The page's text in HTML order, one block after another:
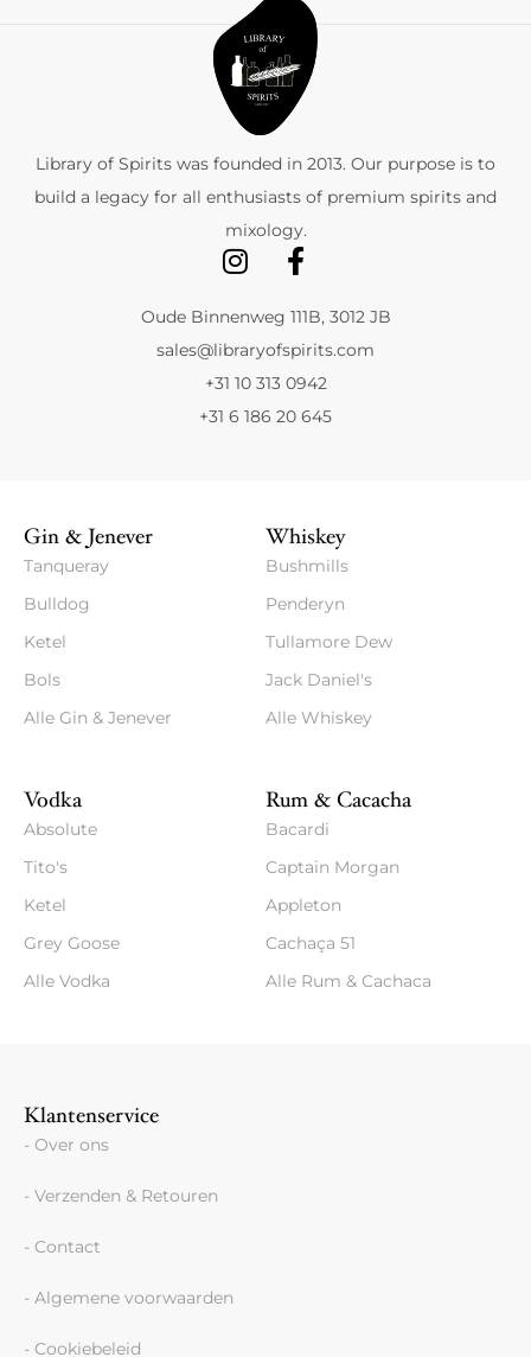
Library of Spirits was founded in 2013. Our purpose is to
build a legacy for all enthusiasts of premium spirits and
mixology.
Oude Binnenweg 111B, 3012 JB
sales@libraryofspirits.com
+31 10 313 0942
+31 6 186 20 645
Gin & Jenever
Tanqueray
Bulldog
Ketel
Bols
Alle Gin & Jenever
Whiskey
Bushmills
Penderyn
Tullamore Dew
Jack Daniel's
Alle Whiskey
Vodka
Absolute
Tito's
Ketel
Grey Goose
Alle Vodka
Rum & Cacacha
Bacardi
Captain Morgan
Appleton
Cachaça 51
Alle Rum & Cachaca
Klantenservice
- Over ons
- Verzenden & Retouren
- Contact
- Algemene voorwaarden
- Cookiebeleid